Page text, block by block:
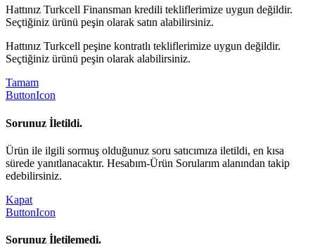
Hattınız Turkcell Finansman kredili tekliflerimize uygun değildir.
Seçtiğiniz ürünü peşin olarak satın alabilirsiniz.
Hattınız Turkcell peşine kontratlı tekliflerimize uygun değildir.
Seçtiğiniz ürünü peşin olarak alabilirsiniz.
Tamam
ButtonIcon
Sorunuz İletildi.
Ürün ile ilgili sormuş olduğunuz soru satıcımıza iletildi, en kısa
sürede yanıtlanacaktır. Hesabım-Ürün Sorularım alanından takip
edebilirsiniz.
Kapat
ButtonIcon
Sorunuz İletilemedi.